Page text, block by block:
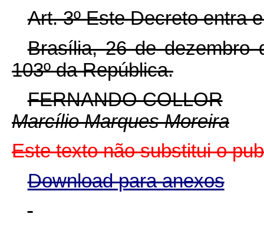
Art. 3º Este Decreto entra
Brasília, 26 de dezembro
103º da República.
FERNANDO COLLOR
Marcílio Marques Moreira
Este texto não substitui o
Download para anexos